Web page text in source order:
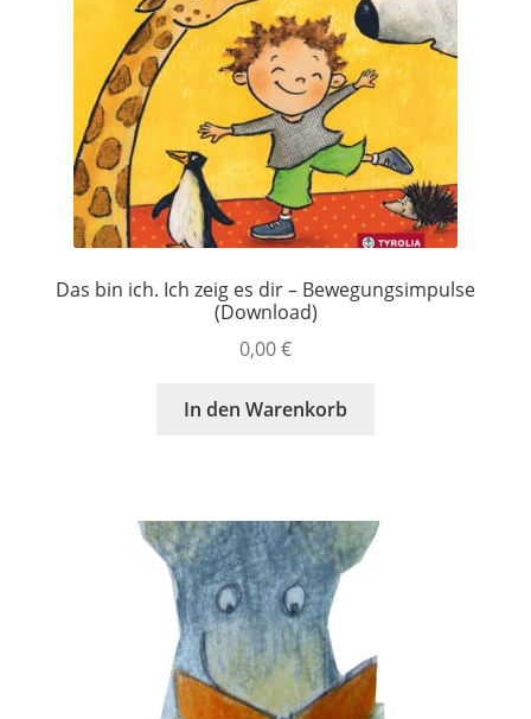
Das bin ich. Ich zeig es dir – Bewegungsimpulse
(Download)
0,00€
In den Warenkorb